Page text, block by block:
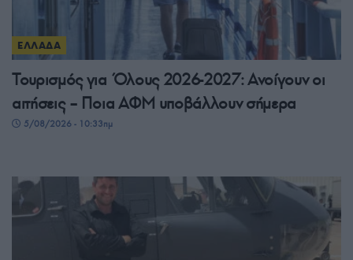
ΕΛΛΑΔΑ
Τουρισμός για Όλους 2026-2027: Ανοίγουν οι
αιτήσεις – Ποια ΑΦΜ υποβάλλουν σήμερα
5/08/2026 - 10:33πμ